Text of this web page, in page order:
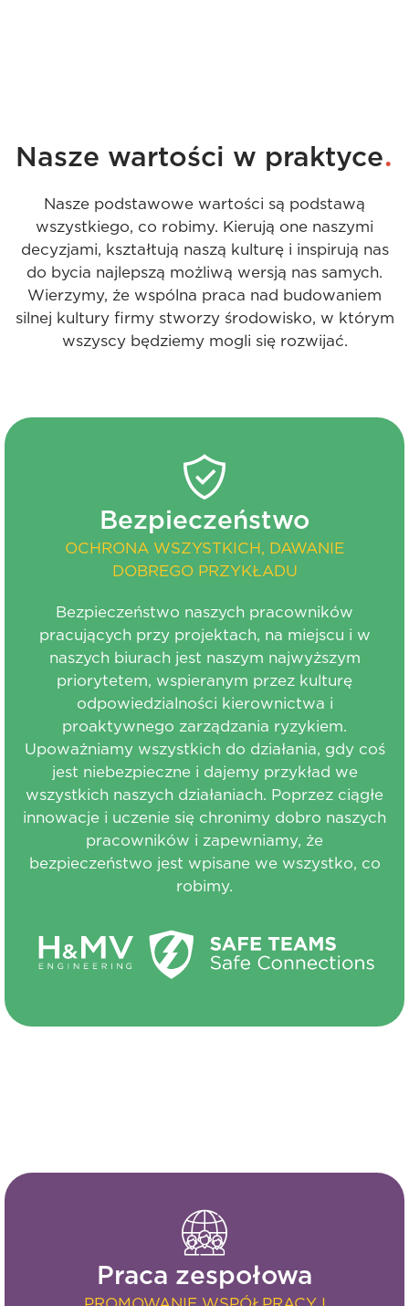
Nasze wartości w praktyce.
Nasze podstawowe wartości są podstawą
wszystkiego, co robimy. Kierują one naszymi
decyzjami, kształtują naszą kulturę i inspirują nas
do bycia najlepszą możliwą wersją nas samych.
Wierzymy, że wspólna praca nad budowaniem
silnej kultury firmy stworzy środowisko, w którym
wszyscy będziemy mogli się rozwijać.
Bezpieczeństwo
OCHRONA WSZYSTKICH, DAWANIE
DOBREGO PRZYKŁADU
Bezpieczeństwo naszych pracowników
pracujących przy projektach, na miejscu i w
naszych biurach jest naszym najwyższym
priorytetem, wspieranym przez kulturę
odpowiedzialności kierownictwa i
proaktywnego zarządzania ryzykiem.
Upoważniamy wszystkich do działania, gdy coś
jest niebezpieczne i dajemy przykład we
wszystkich naszych działaniach. Poprzez ciągłe
innowacje i uczenie się chronimy dobro naszych
pracowników i zapewniamy, że
bezpieczeństwo jest wpisane we wszystko, co
robimy.
Praca zespołowa